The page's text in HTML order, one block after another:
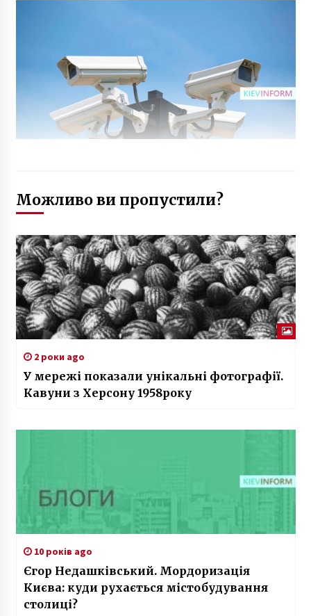
Можливо ви пропустили?
2 роки ago
У мережі показали унікальні фотографії.
Кавуни з Херсону 1958року
10 років ago
Єгор Недашківський. Мордоризація
Києва: куди рухається містобудування
столиці?